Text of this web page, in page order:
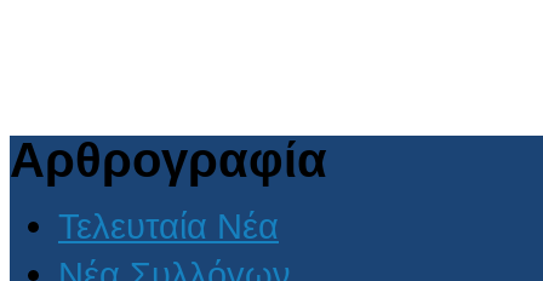
Αρθρογραφία
Τελευταία Νέα